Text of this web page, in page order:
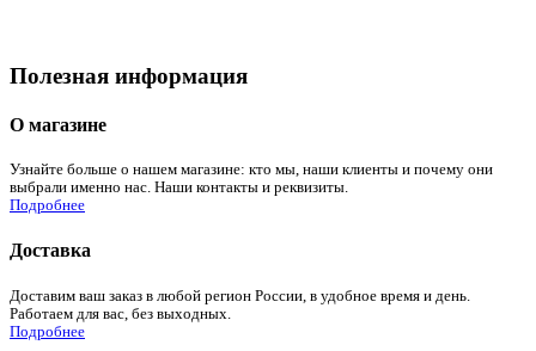
Полезная информация
О магазине
Узнайте больше о нашем магазине: кто мы, наши клиенты и почему они
выбрали именно нас. Наши контакты и реквизиты.
Подробнее
Доставка
Доставим ваш заказ в любой регион России, в удобное время и день.
Работаем для вас, без выходных.
Подробнее